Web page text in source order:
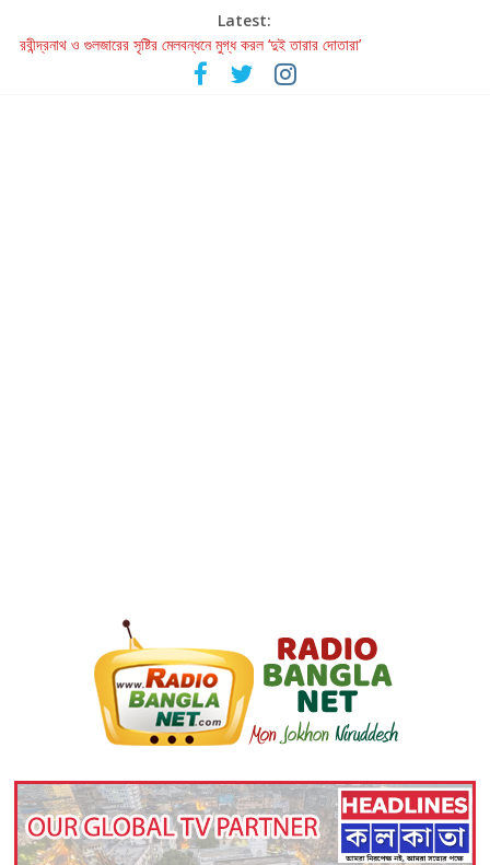
Latest:
রবীন্দ্রনাথ ও গুলজারের সৃষ্টির মেলবন্ধনে মুগ্ধ করল ‘দুই তারার দোতারা’
কলের গান থেকে রীলস্ — বাঙালির গান শোনার বিবর্তনের গল্প
জগন্নাথমঙ্গলম্ — বাংলায় প্রথমবার মঞ্চে এবার রথযাত্রার উদযাপন